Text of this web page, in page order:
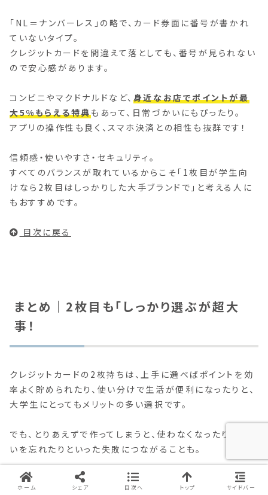
「NL＝ナンバーレス」の略で、カード券面に番号が書かれ
ていないタイプ。
クレジットカードを間違えて落としても、番号が見られない
ので安心感があります。
コンビニやマクドナルドなど、 身近なお店でポイントが最
大5%もらえる特典もあって、日常づかいにもぴったり。
アプリの操作性も良く、スマホ決済との相性も抜群です！
信頼感・使いやすさ・セキュリティ。
すべてのバランスが取れているからこそ「1枚目が学生向
けなら2枚目はしっかりした大手ブランドで」と考える人に
もおすすめです。
目次に戻る
まとめ｜2枚目も「しっかり選ぶが超大
事！
クレジットカードの2枚持ちは、上手に選べばポイントを効
率よく貯められたり、使い分けで生活が便利になったりと、
大学生にとってもメリットの多い選択です。
でも、とりあえずで作ってしまうと、使わなくなったり支払
いを忘れたりといった失敗につながることも。
だからこそ、1枚目と「どう違うか」を意識して、
使うシーン
ホーム シェア 目次へ トップ サイドバー